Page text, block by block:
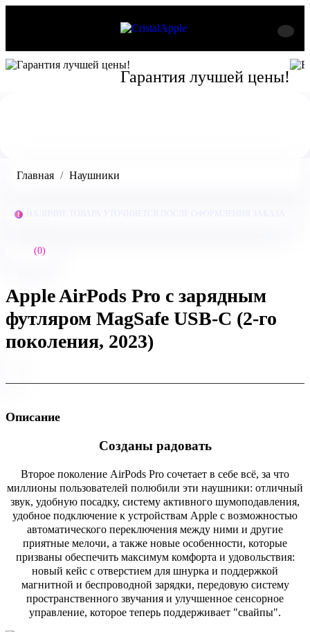
Гарантия лучшей цены!
Главная Наушники
(0)
Apple AirPods Pro с зарядным
футляром MagSafe USB-C (2-го
поколения, 2023)
Описание
Созданы радовать
Второе поколение AirPods Pro сочетает в себе всё, за что
миллионы пользователей полюбили эти наушники: отличный
звук, удобную посадку, систему активного шумоподавления,
удобное подключение к устройствам Apple с возможностью
автоматического переключения между ними и другие
приятные мелочи, а также новые особенности, которые
призваны обеспечить максимум комфорта и удовольствия:
новый кейс с отверстием для шнурка и поддержкой
магнитной и беспроводной зарядки, передовую систему
пространственного звучания и улучшенное сенсорное
управление, которое теперь поддерживает "свайпы".